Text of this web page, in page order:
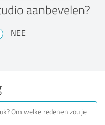
aanbevelen?
NEE